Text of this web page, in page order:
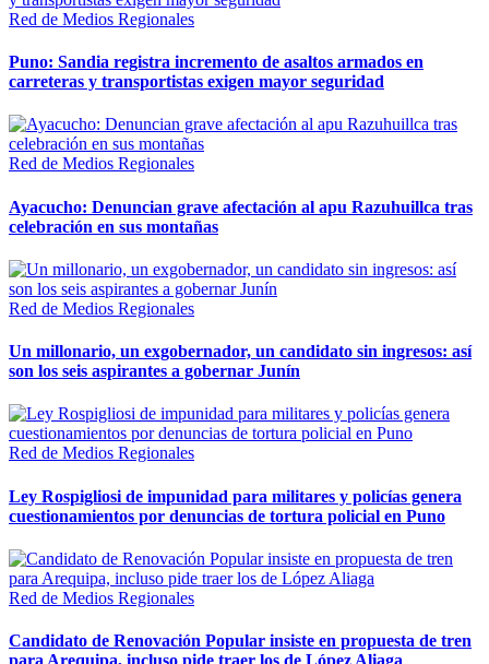
Red de Medios Regionales
Puno: Sandia registra incremento de asaltos armados en
carreteras y transportistas exigen mayor seguridad
Red de Medios Regionales
Ayacucho: Denuncian grave afectación al apu Razuhuillca tras
celebración en sus montañas
Red de Medios Regionales
Un millonario, un exgobernador, un candidato sin ingresos: así
son los seis aspirantes a gobernar Junín
Red de Medios Regionales
Ley Rospigliosi de impunidad para militares y policías genera
cuestionamientos por denuncias de tortura policial en Puno
Red de Medios Regionales
Candidato de Renovación Popular insiste en propuesta de tren